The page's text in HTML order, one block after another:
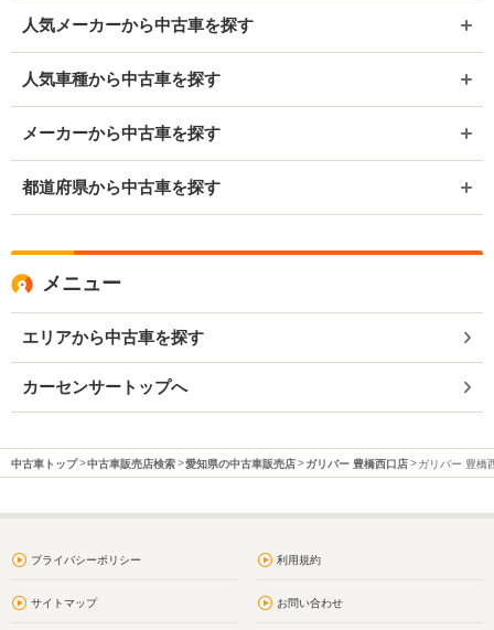
人気メーカーから中古車を探す
人気車種から中古車を探す
メーカーから中古車を探す
都道府県から中古車を探す
メニュー
エリアから中古車を探す
カーセンサートップへ
中古車トップ 中古車販売店検索 愛知県の中古車販売店 ガリバー 豊橋西口店 ガリバー 豊橋
プライバシーポリシー 利用規約
サイトマップ お問い合わせ